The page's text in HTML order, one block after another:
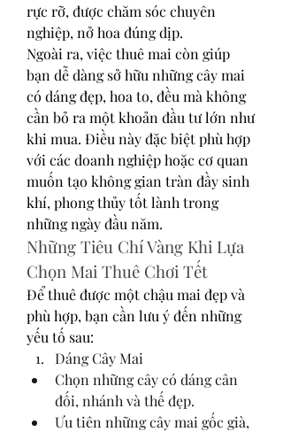
rực rỡ, được chăm sóc chuyên
nghiệp, nở hoa đúng dịp.
Ngoài ra, việc thuê mai còn giúp
bạn dễ dàng sở hữu những cây mai
có dáng đẹp, hoa to, đều mà không
cần bỏ ra một khoản đầu tư lớn như
khi mua. Điều này đặc biệt phù hợp
với các doanh nghiệp hoặc cơ quan
muốn tạo không gian tràn đầy sinh
khí, phong thủy tốt lành trong
những ngày đầu năm.
Những Tiêu Chí Vàng Khi Lựa
Chọn Mai Thuê Chơi Tết
Để thuê được một chậu mai đẹp và
phù hợp, bạn cần lưu ý đến những
yếu tố sau:
Dáng Cây Mai
Chọn những cây có dáng cân
đối, nhánh và thế đẹp.
Ưu tiên những cây mai gốc già,